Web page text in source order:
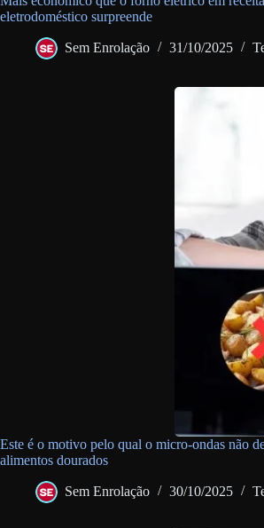
eletrodoméstico surpreende
Sem Enrolação 31/10/2025
Este é o motivo pelo qual o micro-ondas não
alimentos dourados
Sem Enrolação 30/10/2025